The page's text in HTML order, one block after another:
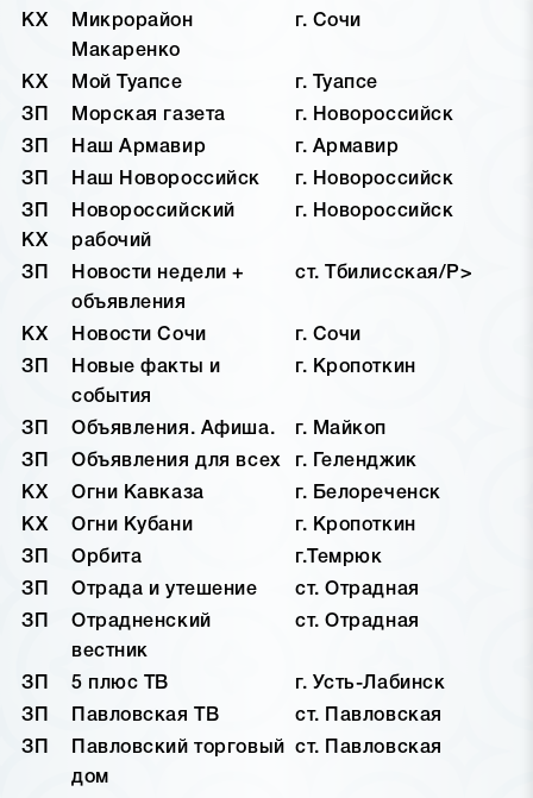
КХ
Микрорайон
Макаренко
г. Сочи
КХ Мой Туапсе
г. Туапсе
ЗП
Морская газета
г. Новороссийск
ЗП
Наш Армавир
г. Армавир
ЗП
Наш Новороссийск
г. Новороссийск
ЗП
КХ
Новороссийский
рабочий
г. Новороссийск
ЗП
Новости недели +
объявления
ст. Тбилисская/P>
КХ Новости Сочи
г. Сочи
ЗП
Новые факты и
события
г. Кропоткин
ЗП Объявления. Афиша.
г. Майкоп
ЗП
Объявления для всех
г. Геленджик
КХ
Огни Кавказа
г. Белореченск
КХ
Огни Кубани
г. Кропоткин
ЗП
Орбита
г.Темрюк
ЗП
Отрада и утешение
ст. Отрадная
ЗП
Отрадненский
вестник
ст. Отрадная
ЗП 5 плюс ТВ
г. Усть-Лабинск
ЗП
Павловская ТВ
ст. Павловская
ЗП
Павловский торговый
дом
ст. Павловская